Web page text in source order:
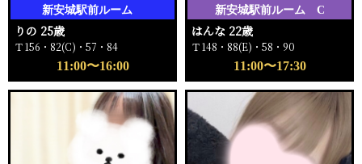
新安城駅前ルーム
りの 25歳
Ｔ156・82(C)・57・84
11:00〜16:00
新安城駅前ルーム C
はんな 22歳
Ｔ148・88(E)・58・90
11:00〜17:30